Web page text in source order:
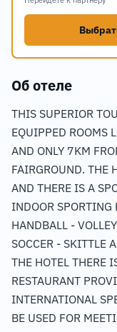
Об отеле
THIS SUPERIOR
EQUIPPED ROOMS
AND ONLY 7KM
FAIRGROUND. THE
AND THERE IS A
INDOOR SPORTING
HANDBALL -
SOCCER - SKITTLE
THE HOTEL THERE
RESTAURANT
INTERNATIONAL
BE USED FOR